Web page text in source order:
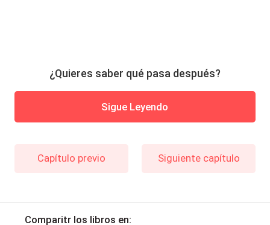
¿Quieres saber qué pasa después?
Sigue Leyendo
Capítulo previo Siguiente capítulo
Comparitr los libros en: